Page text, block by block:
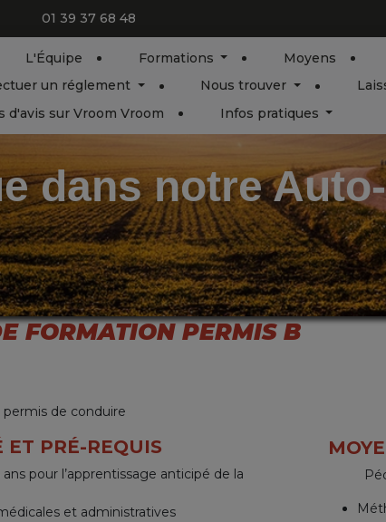
01 39 37 68 48
L'Équipe Formations Moyens
un réglement
Nous trouver
d'avis sur Vroom Vroom
Infos pratiques
dans notre
FORMATION PERMIS B
de conduire
ET PRÉ-REQUIS
pour l’apprentissage anticipé de la
et administratives